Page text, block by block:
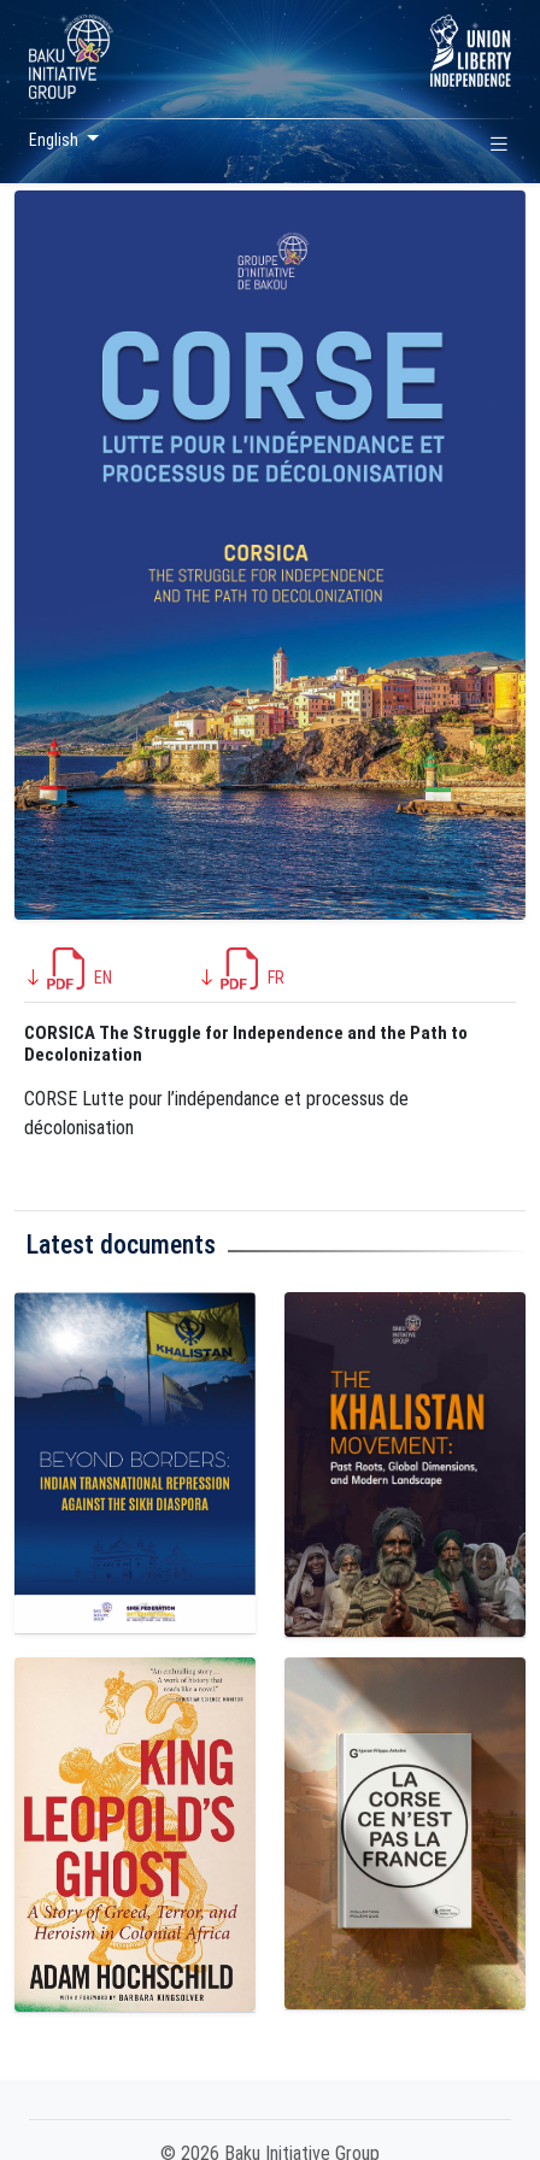
English
EN FR
CORSICA The Struggle for Independence and the Path to
Decolonization
CORSE Lutte pour l’indépendance et processus de
décolonisation
Latest documents
© 2026 Baku Initiative Group